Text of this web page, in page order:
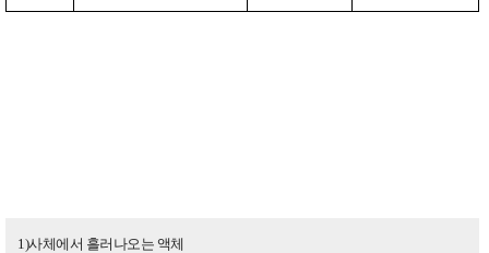
1)사체에서 흘러나오는 액체